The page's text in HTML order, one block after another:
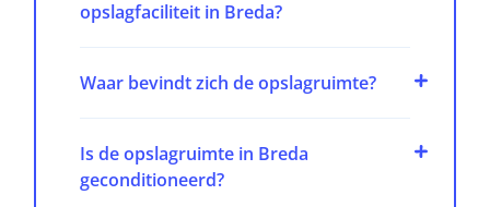
opslagfaciliteit in Breda?
Waar bevindt zich de opslagruimte?
Is de opslagruimte in Breda
geconditioneerd?